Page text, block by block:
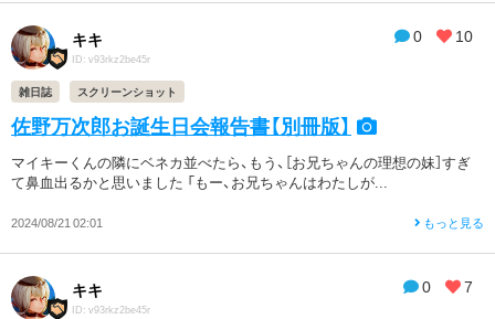
0 10
キキ
ID: v93rkz2be45r
雑日誌 スクリーンショット
佐野万次郎お誕生日会報告書【別冊版】
マイキーくんの隣にベネカ並べたら、もう、［お兄ちゃんの理想の妹］すぎ
て鼻血出るかと思いました 「もー、お兄ちゃんはわたしが...
2024/08/21 02:01 もっと見る
0 7
キキ
ID: v93rkz2be45r